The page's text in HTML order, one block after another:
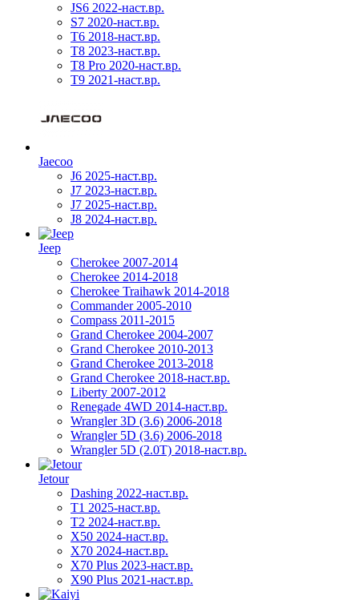
JS6 2022-наст.вр.
S7 2020-наст.вр.
T6 2018-наст.вр.
T8 2023-наст.вр.
T8 Pro 2020-наст.вр.
T9 2021-наст.вр.
Jaecoo
J6 2025-наст.вр.
J7 2023-наст.вр.
J7 2025-наст.вр.
J8 2024-наст.вр.
Jeep
Cherokee 2007-2014
Cherokee 2014-2018
Cherokee Traihawk 2014-2018
Commander 2005-2010
Compass 2011-2015
Grand Cherokee 2004-2007
Grand Cherokee 2010-2013
Grand Cherokee 2013-2018
Grand Cherokee 2018-наст.вр.
Liberty 2007-2012
Renegade 4WD 2014-наст.вр.
Wrangler 3D (3.6) 2006-2018
Wrangler 5D (3.6) 2006-2018
Wrangler 5D (2.0T) 2018-наст.вр.
Jetour
Dashing 2022-наст.вр.
T1 2025-наст.вр.
T2 2024-наст.вр.
X50 2024-наст.вр.
X70 2024-наст.вр.
X70 Plus 2023-наст.вр.
X90 Plus 2021-наст.вр.